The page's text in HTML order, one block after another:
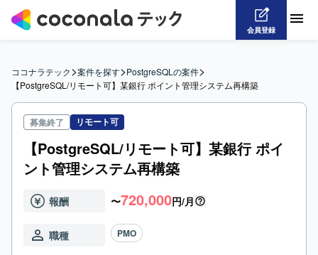
会員登録
ココナラテック>案件を探す>PostgreSQLの案件>
【PostgreSQL/リモート可】某銀行 ポイント管理システム再構築
募集終了 リモート可
【PostgreSQL/リモート可】某銀行 ポイ
ント管理システム再構築
報酬 〜720,000円/月
職種 PMO